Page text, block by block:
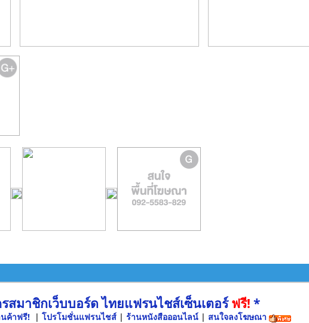
สมาชิกเว็บบอร์ด ไทยแฟรนไชส์เซ็นเตอร์ฟรี! *
นค้าฟรี! | โปรโมชั่นแฟรนไชส์ | ร้านหนังสือออนไลน์ | สนใจลงโฆษณา